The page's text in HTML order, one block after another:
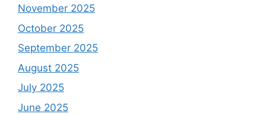
November 2025
October 2025
September 2025
August 2025
July 2025
June 2025